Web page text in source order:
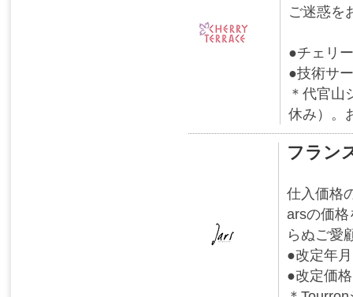
ご迷惑を
●チェリ
●技術サ
＊代官山
休み）。
フラン
仕入価格
arsの価
らぬご愛
●改定年
●改定価